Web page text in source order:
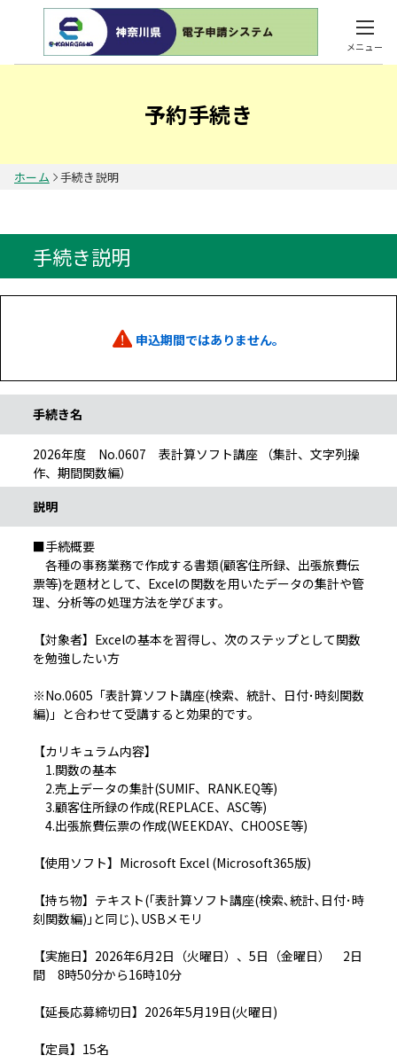
メニュー
予約手続き
ホーム 手続き説明
手続き説明
申込期間ではありません。
手続き名
2026年度 No.0607 表計算ソフト講座 （集計、文字列操
作、期間関数編）
説明
■手続概要
各種の事務業務で作成する書類(顧客住所録、出張旅費伝
票等)を題材として、Excelの関数を用いたデータの集計や管
理、分析等の処理方法を学びます。
【対象者】Excelの基本を習得し、次のステップとして関数
を勉強したい方
※No.0605「表計算ソフト講座(検索、統計、日付･時刻関数
編)」と合わせて受講すると効果的です。
【カリキュラム内容】
1.関数の基本
2.売上データの集計(SUMIF、RANK.EQ等)
3.顧客住所録の作成(REPLACE、ASC等)
4.出張旅費伝票の作成(WEEKDAY、CHOOSE等)
【使用ソフト】Microsoft Excel (Microsoft365版)
【持ち物】テキスト(｢表計算ソフト講座(検索､統計､日付･時
刻関数編)｣と同じ)､USBメモリ
【実施日】2026年6月2日（火曜日）、5日（金曜日） 2日
間 8時50分から16時10分
【延長応募締切日】2026年5月19日(火曜日)
【定員】15名